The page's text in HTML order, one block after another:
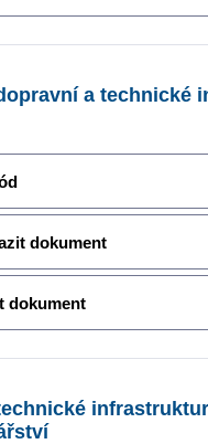
a technické
dokument
dokument